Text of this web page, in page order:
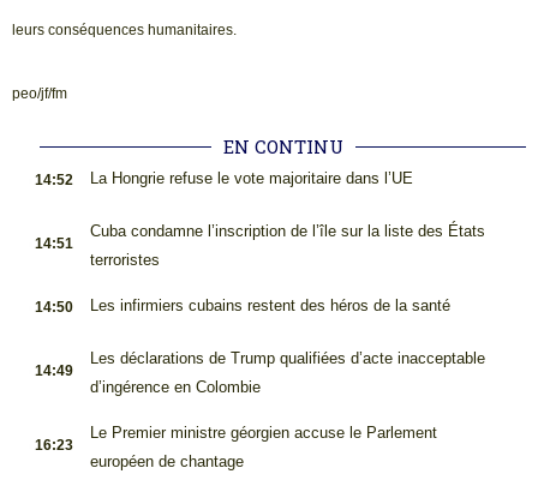
leurs conséquences humanitaires.
peo/jf/fm
EN CONTINU
14:52 La Hongrie refuse le vote majoritaire dans l’UE
14:51
Cuba condamne l’inscription de l’île sur la liste des États
terroristes
14:50 Les infirmiers cubains restent des héros de la santé
14:49
Les déclarations de Trump qualifiées d’acte inacceptable
d’ingérence en Colombie
16:23
Le Premier ministre géorgien accuse le Parlement
européen de chantage